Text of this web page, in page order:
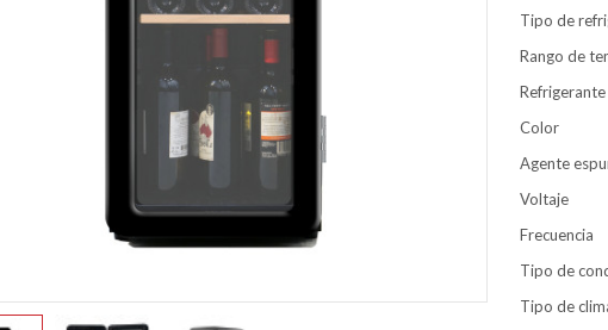
Tipo de
Rango de
Refrigerante
Color
Agente
Voltaje
Frecuencia
Tipo de
Tipo de